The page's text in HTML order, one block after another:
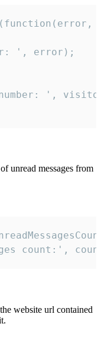
', error);
',
unread messages from
count:',
website url contained